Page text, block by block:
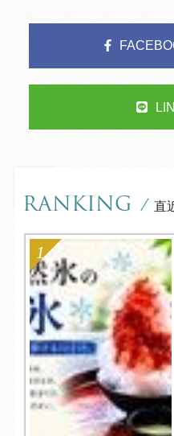
RANKING / 直